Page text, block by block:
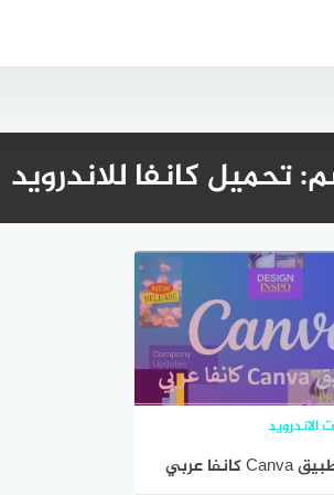
تحميل كانفا للاندرويد
الاندرويد
تحميل تطبيق Canva كانفا عربي